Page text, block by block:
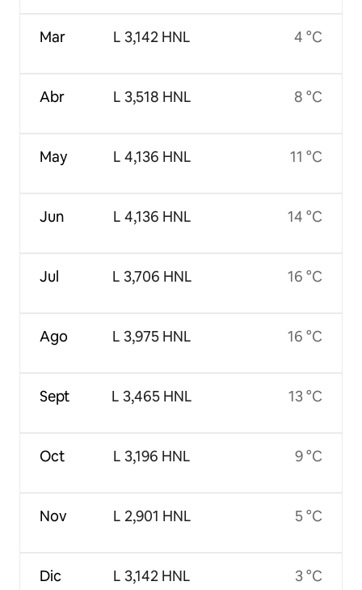
Mar
Abr
May
Jun
Jul
Ago
Sept
Oct
Nov
Dic
L 3,142 HNL
L 3,518 HNL
L 4,136 HNL
L 4,136 HNL
L 3,706 HNL
L 3,975 HNL
L 3,465 HNL
L 3,196 HNL
L 2,901 HNL
L 3,142 HNL
4 °C
8 °C
11 °C
14 °C
16 °C
16 °C
13 °C
9 °C
5 °C
3 °C